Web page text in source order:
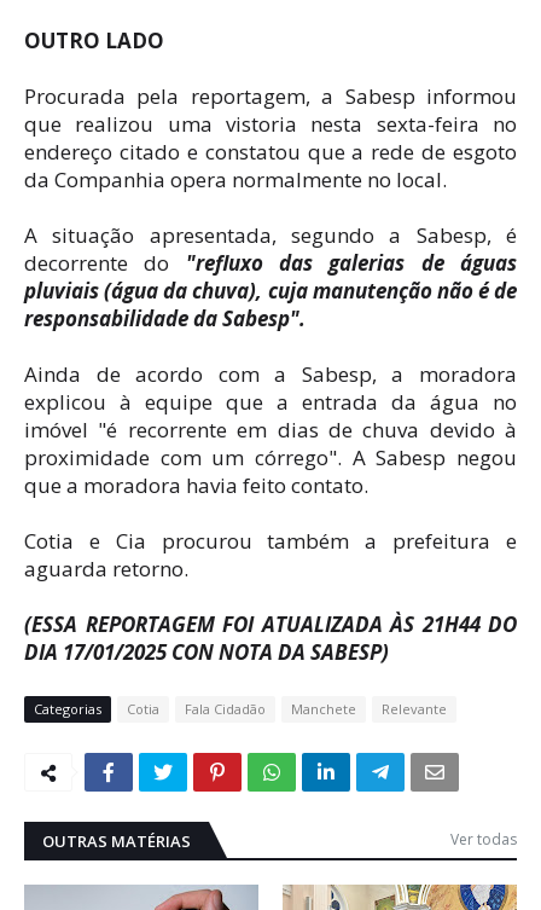
OUTRO LADO
Procurada pela reportagem, a Sabesp informou
que realizou uma vistoria nesta sexta-feira no
endereço citado e constatou que a rede de esgoto
da Companhia opera normalmente no local.
A situação apresentada, segundo a Sabesp, é
decorrente do "refluxo das galerias de águas
pluviais (água da chuva), cuja manutenção não é de
responsabilidade da Sabesp".
Ainda de acordo com a Sabesp, a moradora
explicou à equipe que a entrada da água no
imóvel "é recorrente em dias de chuva devido à
proximidade com um córrego". A Sabesp negou
que a moradora havia feito contato.
Cotia e Cia procurou também a prefeitura e
aguarda retorno.
(ESSA REPORTAGEM FOI ATUALIZADA ÀS 21H44 DO
DIA 17/01/2025 CON NOTA DA SABESP)
Categorias Cotia Fala Cidadão Manchete Relevante
OUTRAS MATÉRIAS Ver todas